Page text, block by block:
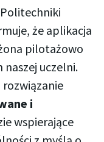
że aplikacja
pilotażowo
uczelni.
i
wspierające